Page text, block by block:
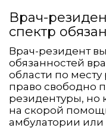
Врач-
спектр
Врач-резидент
обязанностей
области по
право свободно
резидентуры, но
на скорой
амбулатории или